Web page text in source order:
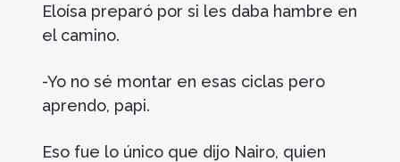
Eloísa preparó por si les daba hambre en
el camino.
-Yo no sé montar en esas ciclas pero
aprendo, papi.
Eso fue lo único que dijo Nairo, quien